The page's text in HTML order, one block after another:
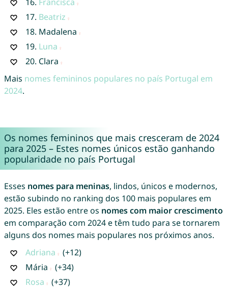
17. Beatriz
18. Madalena
19. Luna
20. Clara
Mais nomes femininos populares no país Portugal em
2024.
Os nomes femininos que mais cresceram de 2024
para 2025 – Estes nomes únicos estão ganhando
popularidade no país Portugal
Esses nomes para meninas, lindos, únicos e modernos,
estão subindo no ranking dos 100 mais populares em
2025. Eles estão entre os nomes com maior crescimento
em comparação com 2024 e têm tudo para se tornarem
alguns dos nomes mais populares nos próximos anos.
Adriana
(+12)
Mária
(+34)
Rosa
(+37)